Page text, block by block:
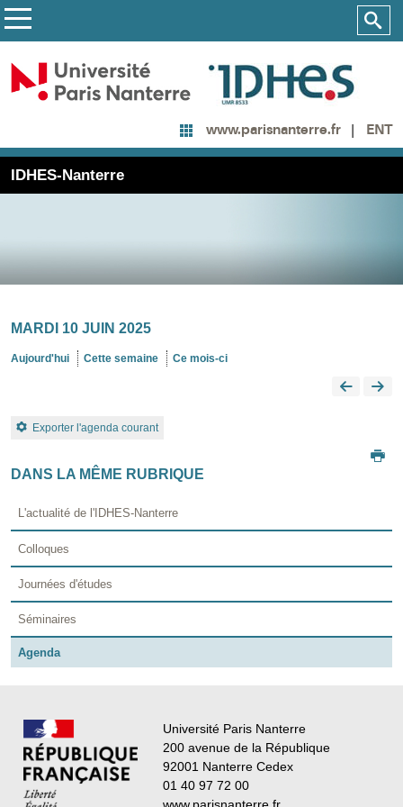
www.parisnanterre.fr ENT
IDHES-Nanterre
MARDI 10 JUIN 2025
Aujourd'hui Cette semaine Ce mois-ci
Exporter l'agenda courant
DANS LA MÊME RUBRIQUE
L'actualité de l'IDHES-Nanterre
Colloques
Journées d'études
Séminaires
Agenda
Université Paris Nanterre
200 avenue de la République
92001 Nanterre Cedex
01 40 97 72 00